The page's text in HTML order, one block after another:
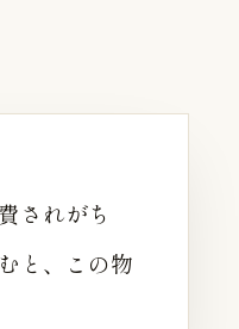
されがち
と、この物